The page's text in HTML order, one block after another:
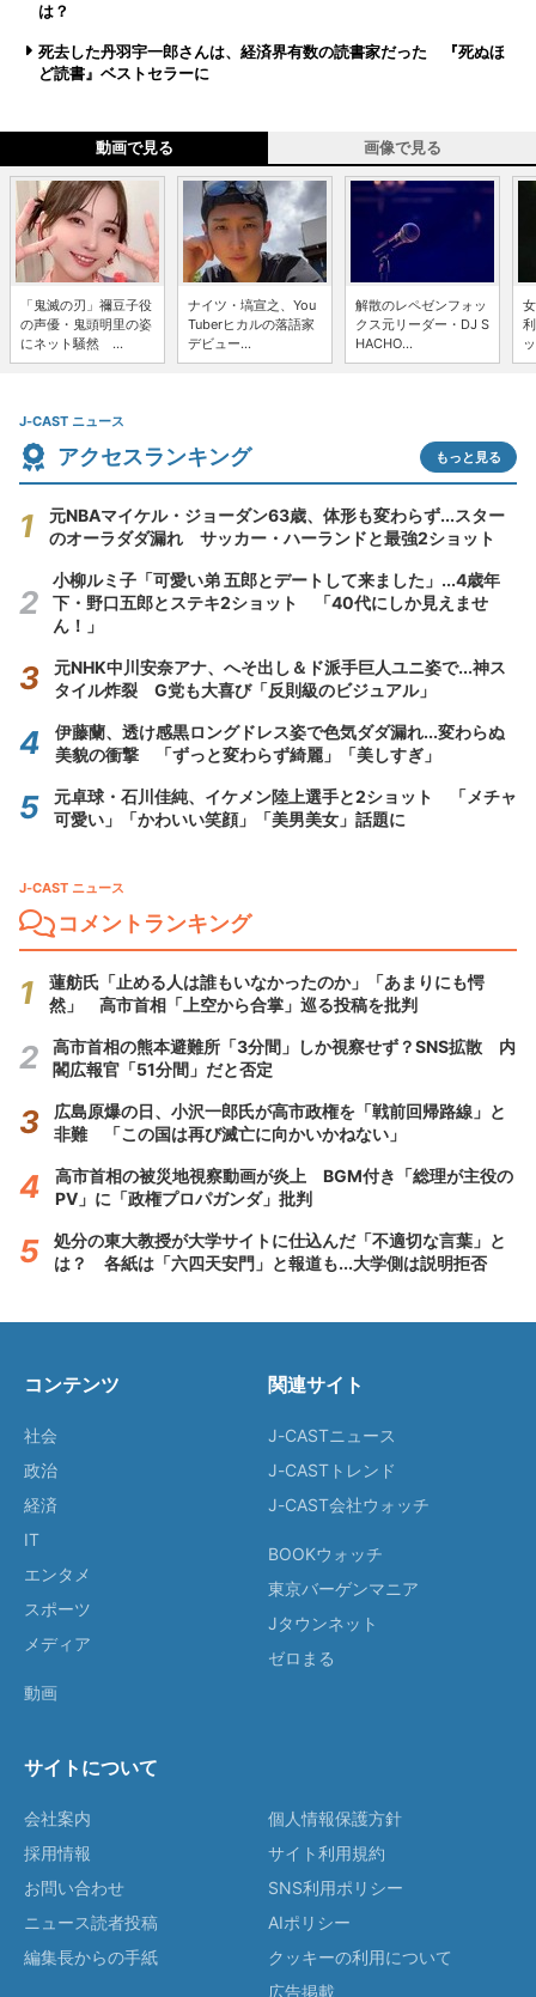
は？
死去した丹羽宇一郎さんは、経済界有数の読書家だった 『死ぬほ
ど読書』ベストセラーに
動画で見る 画像で見る
「鬼滅の刃」禰豆子役
の声優・鬼頭明里の姿
にネット騒然 ...
ナイツ・塙宣之、You
Tuberヒカルの落語家
デビュー...
解散のレペゼンフォッ
クス元リーダー・DJ S
HACHO...
J-CAST ニュース
アクセスランキング もっと見る
元NBAマイケル・ジョーダン63歳、体形も変わらず...スター
のオーラダダ漏れ サッカー・ハーランドと最強2ショット
小柳ルミ子「可愛い弟 五郎とデートして来ました」...4歳年
下・野口五郎とステキ2ショット 「40代にしか見えませ
ん！」
元NHK中川安奈アナ、へそ出し＆ド派手巨人ユニ姿で...神ス
タイル炸裂 G党も大喜び「反則級のビジュアル」
伊藤蘭、透け感黒ロングドレス姿で色気ダダ漏れ...変わらぬ
美貌の衝撃 「ずっと変わらず綺麗」「美しすぎ」
元卓球・石川佳純、イケメン陸上選手と2ショット 「メチャ
可愛い」「かわいい笑顔」「美男美女」話題に
J-CAST ニュース
コメントランキング
蓮舫氏「止める人は誰もいなかったのか」「あまりにも愕
然」 高市首相「上空から合掌」巡る投稿を批判
高市首相の熊本避難所「3分間」しか視察せず？SNS拡散 内
閣広報官「51分間」だと否定
広島原爆の日、小沢一郎氏が高市政権を「戦前回帰路線」と
非難 「この国は再び滅亡に向かいかねない」
高市首相の被災地視察動画が炎上 BGM付き「総理が主役の
PV」に「政権プロパガンダ」批判
処分の東大教授が大学サイトに仕込んだ「不適切な言葉」と
は？ 各紙は「六四天安門」と報道も...大学側は説明拒否
コンテンツ
社会
政治
経済
IT
エンタメ
スポーツ
メディア
動画
関連サイト
J-CASTニュース
J-CASTトレンド
J-CAST会社ウォッチ
BOOKウォッチ
東京バーゲンマニア
Jタウンネット
ゼロまる
サイトについて
会社案内
採用情報
お問い合わせ
ニュース読者投稿
編集長からの手紙
個人情報保護方針
サイト利用規約
SNS利用ポリシー
AIポリシー
クッキーの利用について
広告掲載